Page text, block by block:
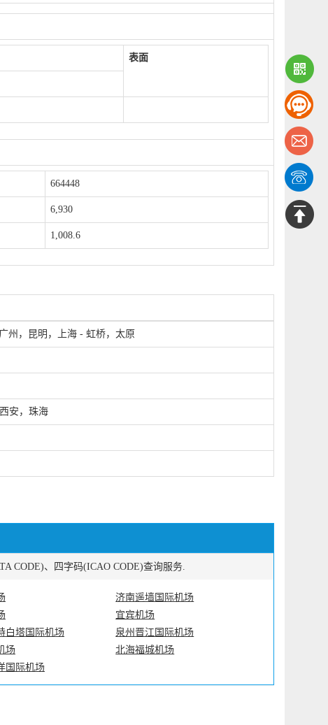
表面
664448
6,930
1,008.6
州，昆明，上海 - 虹桥，太原
安，珠海
CODE)、四字码(ICAO CODE)查询服务.
济南遥墙国际机场
宜宾机场
白塔国际机场
泉州晋江国际机场
场
北海福城机场
国际机场